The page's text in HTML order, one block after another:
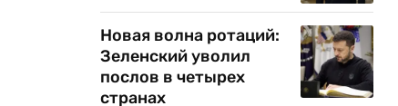
Новая волна ротаций:
Зеленский уволил
послов в четырех
странах